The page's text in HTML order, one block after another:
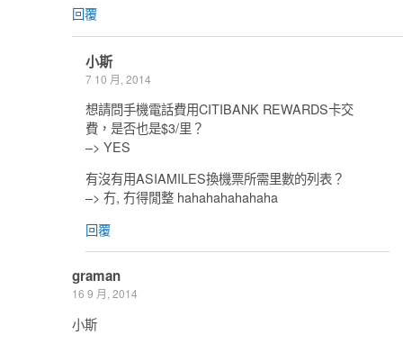
回覆
小斯
7 10 月, 2014
想請問手機電話費用CITIBANK REWARDS卡交
費，是否也是$3/里？
–> YES
有沒有用ASIAMILES換機票所需里數的列表？
–> 冇, 冇得閒整 hahahahahahaha
回覆
graman
16 9 月, 2014
小斯